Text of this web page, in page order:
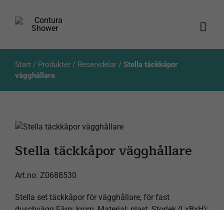
innehållet
Kataloger
Aktuellt
Om oss
Start/ Produkter/ Reservdelar/ Stella täckkåpor
vägghållare
Stella täckkåpor vägghållare
Art.no: Z0688530
Stella set täckkåpor för vägghållare, för fast